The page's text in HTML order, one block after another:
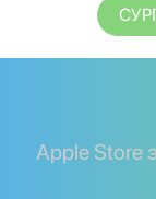
Apple Store